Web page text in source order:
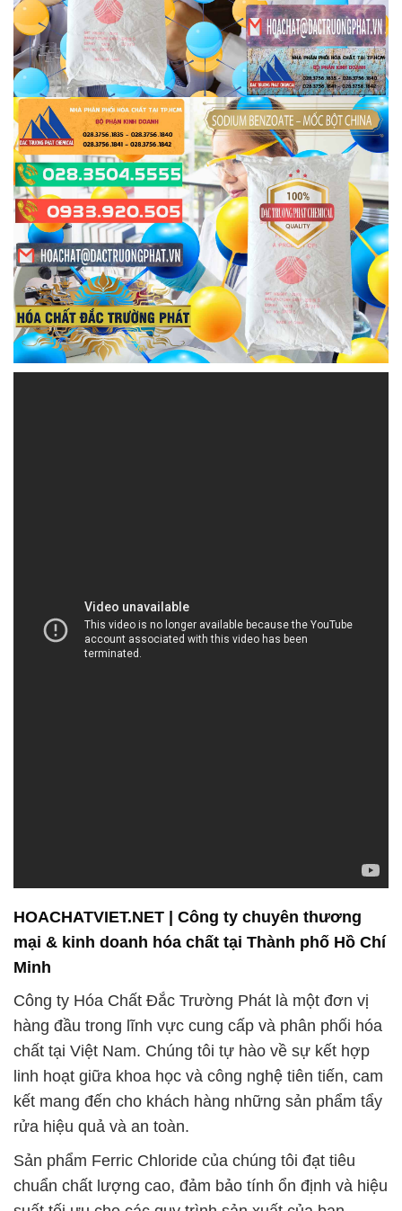
Công ty Hóa Chất Đắc Trường Phát là một đơn vị
hàng đầu trong lĩnh vực cung cấp và phân phối hóa
chất tại Việt Nam. Chúng tôi tự hào về sự kết hợp
linh hoạt giữa khoa học và công nghệ tiên tiến, cam
kết mang đến cho khách hàng những sản phẩm tẩy
rửa hiệu quả và an toàn.
Sản phẩm Ferric Chloride của chúng tôi đạt tiêu
chuẩn chất lượng cao, đảm bảo tính ổn định và hiệu
suất tối ưu cho các quy trình sản xuất của bạn.
Chúng tôi hiểu rằng trong ngành công nghiệp ngày
càng phát triển mạnh mẽ tại Sài Gòn, TpHCM, việc
chọn lựa đối tác cung cấp hóa chất đáng tin cậy là
quan trọng hàng đầu để đảm bảo sự thành công và